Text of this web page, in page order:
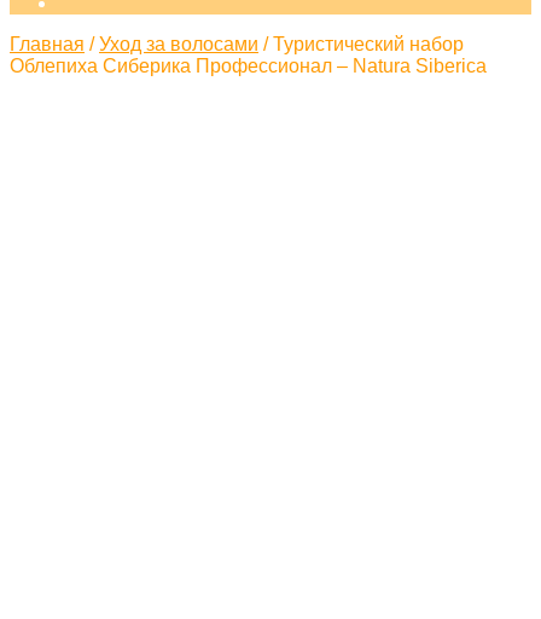
Главная /Уход за волосами /Туристический набор
Облепиха Сиберика Профессионал – Natura Siberica